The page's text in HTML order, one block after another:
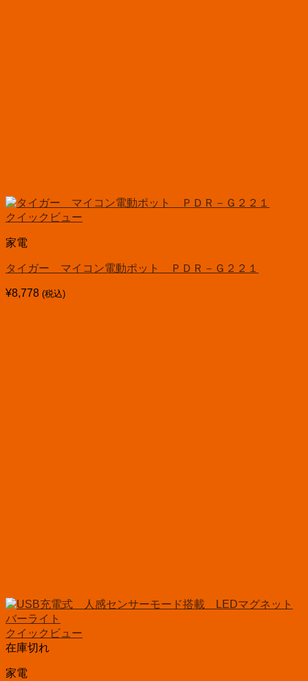
クイックビュー
家電
タイガー マイコン電動ポット ＰＤＲ－Ｇ２２１
¥8,778 (税込)
クイックビュー
在庫切れ
家電